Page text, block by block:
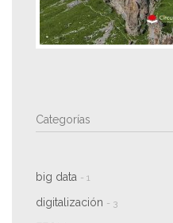
Categorías
big data - 1
digitalización - 3